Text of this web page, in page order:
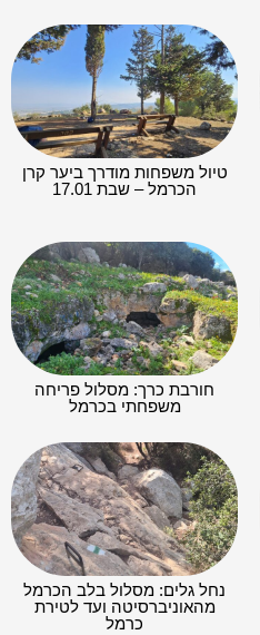
טיול משפחות מודרך ביער קרן
הכרמל – שבת 17.01
חורבת כרך: מסלול פריחה
משפחתי בכרמל
נחל גלים: מסלול בלב הכרמל
מהאוניברסיטה ועד לטירת
כרמל